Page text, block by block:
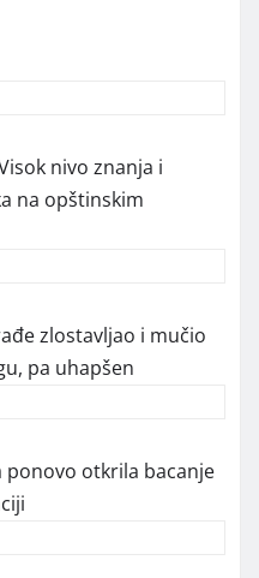
nivo znanja i
na opštinskim
zlostavljao i mučio
pa uhapšen
ponovo otkrila bacanje